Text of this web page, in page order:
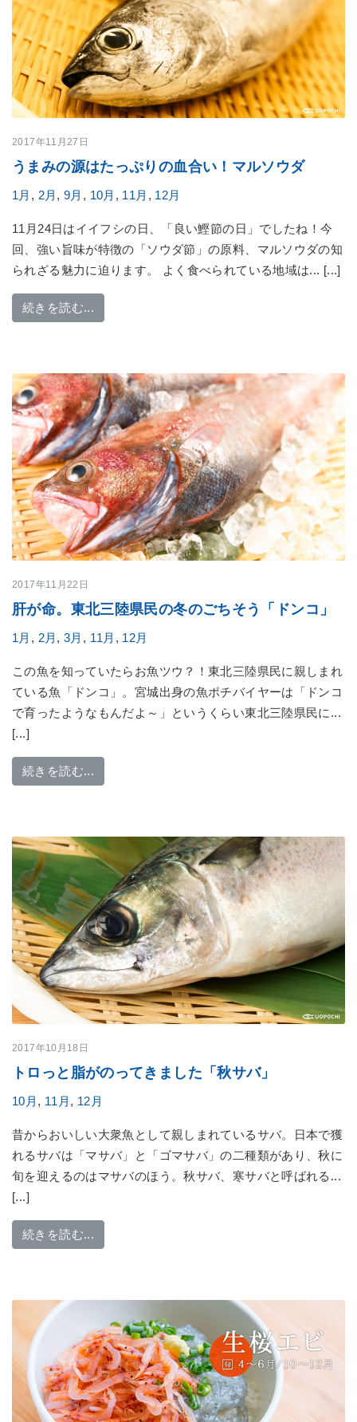
2017年11月27日
うまみの源はたっぷりの血合い！マルソウダ
1月 , 2月 , 9月 , 10月 , 11月 , 12月
11月24日はイイフシの日、「良い鰹節の日」でしたね！今
回、強い旨味が特徴の「ソウダ節」の原料、マルソウダの知
られざる魅力に迫ります。 よく食べられている地域は... [...]
続きを読む...
2017年11月22日
肝が命。東北三陸県民の冬のごちそう「ドンコ」
1月 , 2月 , 3月 , 11月 , 12月
この魚を知っていたらお魚ツウ？！東北三陸県民に親しまれ
ている魚「ドンコ」。宮城出身の魚ポチバイヤーは「ドンコ
で育ったようなもんだよ～」というくらい東北三陸県民に...
[...]
続きを読む...
2017年10月18日
トロっと脂がのってきました「秋サバ」
10月 , 11月 , 12月
昔からおいしい大衆魚として親しまれているサバ。日本で獲
れるサバは「マサバ」と「ゴマサバ」の二種類があり、秋に
旬を迎えるのはマサバのほう。秋サバ、寒サバと呼ばれる...
[...]
続きを読む...